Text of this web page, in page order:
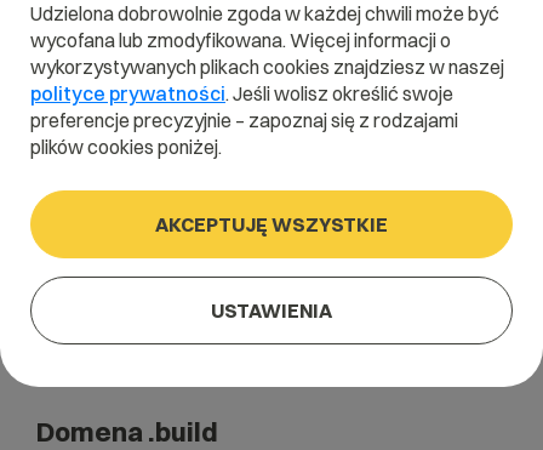
.build
Szukaj
Domena .build
Udzielona dobrowolnie zgoda w każdej chwili może być
wycofana lub zmodyfikowana. Więcej informacji o
wykorzystywanych plikach cookies znajdziesz w naszej
polityce prywatności. Jeśli wolisz określić swoje
preferencje precyzyjnie – zapoznaj się z rodzajami
plików cookies poniżej.
AKCEPTUJĘ WSZYSTKIE
USTAWIENIA